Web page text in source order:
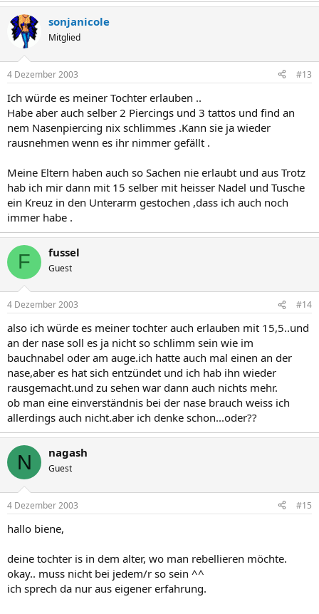
sonjanicole
Mitglied
4 Dezember 2003 #13
Ich würde es meiner Tochter erlauben ..
Habe aber auch selber 2 Piercings und 3 tattos und find an
nem Nasenpiercing nix schlimmes .Kann sie ja wieder
rausnehmen wenn es ihr nimmer gefällt .
Meine Eltern haben auch so Sachen nie erlaubt und aus Trotz
hab ich mir dann mit 15 selber mit heisser Nadel und Tusche
ein Kreuz in den Unterarm gestochen ,dass ich auch noch
immer habe .
F fussel
Guest
4 Dezember 2003 #14
also ich würde es meiner tochter auch erlauben mit 15,5..und
an der nase soll es ja nicht so schlimm sein wie im
bauchnabel oder am auge.ich hatte auch mal einen an der
nase,aber es hat sich entzündet und ich hab ihn wieder
rausgemacht.und zu sehen war dann auch nichts mehr.
ob man eine einverständnis bei der nase brauch weiss ich
allerdings auch nicht.aber ich denke schon...oder??
N nagash
Guest
4 Dezember 2003 #15
hallo biene,
deine tochter is in dem alter, wo man rebellieren möchte.
okay.. muss nicht bei jedem/r so sein ^^
ich sprech da nur aus eigener erfahrung.